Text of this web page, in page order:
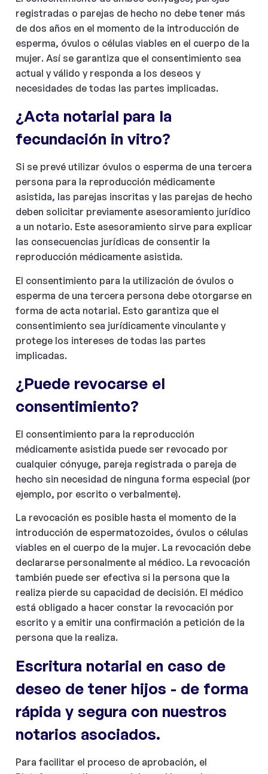
registradas o parejas de hecho no debe tener más
de dos años en el momento de la introducción de
esperma, óvulos o células viables en el cuerpo de la
mujer. Así se garantiza que el consentimiento sea
actual y válido y responda a los deseos y
necesidades de todas las partes implicadas.
¿Acta notarial para la
fecundación in vitro?
Si se prevé utilizar óvulos o esperma de una tercera
persona para la reproducción médicamente
asistida, las parejas inscritas y las parejas de hecho
deben solicitar previamente asesoramiento jurídico
a un notario. Este asesoramiento sirve para explicar
las consecuencias jurídicas de consentir la
reproducción médicamente asistida.
El consentimiento para la utilización de óvulos o
esperma de una tercera persona debe otorgarse en
forma de acta notarial. Esto garantiza que el
consentimiento sea jurídicamente vinculante y
protege los intereses de todas las partes
implicadas.
¿Puede revocarse el
consentimiento?
El consentimiento para la reproducción
médicamente asistida puede ser revocado por
cualquier cónyuge, pareja registrada o pareja de
hecho sin necesidad de ninguna forma especial (por
ejemplo, por escrito o verbalmente).
La revocación es posible hasta el momento de la
introducción de espermatozoides, óvulos o células
viables en el cuerpo de la mujer. La revocación debe
declararse personalmente al médico. La revocación
también puede ser efectiva si la persona que la
realiza pierde su capacidad de decisión. El médico
está obligado a hacer constar la revocación por
escrito y a emitir una confirmación a petición de la
persona que la realiza.
Escritura notarial en caso de
deseo de tener hijos - de forma
rápida y segura con nuestros
notarios asociados.
Para facilitar el proceso de aprobación, el